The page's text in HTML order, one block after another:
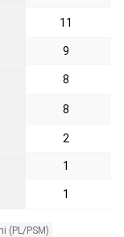
11
9
8
8
2
1
1
(PL/PSM)